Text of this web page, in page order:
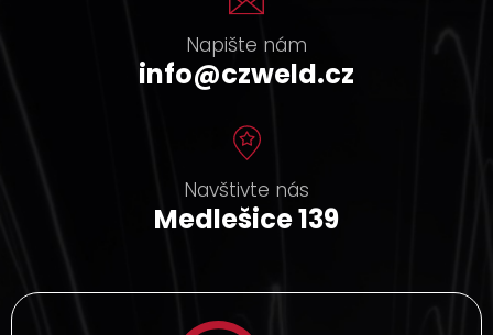
Napište nám
info@czweld.cz
Navštivte nás
Medlešice 139